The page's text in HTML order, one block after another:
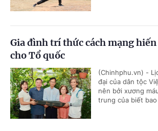
Gia đình trí thức cách mạng
cho Tổ quốc
(Chinhphu.vn) -
đại của dân tộc
nên bởi xương
trung của biết